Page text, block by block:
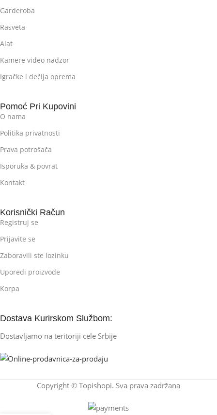
Garderoba
Rasveta
Alat
Kamere video nadzor
Igračke i dečija oprema
Pomoć Pri Kupovini
O nama
Politika privatnosti
Prava potrošača
Isporuka & povrat
Kontakt
Korisnički Račun
Registruj se
Prijavite se
Zaboravili ste lozinku
Uporedi proizvode
Korpa
Dostava Kurirskom Službom:
Dostavljamo na teritoriji cele Srbije
Copyright © Topishopi. Sva prava zadržana